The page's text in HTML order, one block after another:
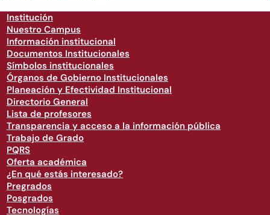
Institución
Nuestro Campus
Información institucional
Documentos Institucionales
Símbolos institucionales
Órganos de Gobierno Institucionales
Planeación y Efectividad Institucional
Directorio General
Lista de profesores
Transparencia y acceso a la información pública
Trabajo de Grado
PQRS
Oferta académica
¿En qué estás interesado?
Pregrados
Posgrados
Tecnologías